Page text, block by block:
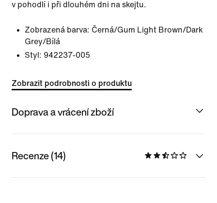
v pohodlí i při dlouhém dni na skejtu.
Zobrazená barva: Černá/Gum Light Brown/Dark
Grey/Bílá
Styl: 942237-005
Zobrazit podrobnosti o produktu
Doprava a vrácení zboží
Recenze (14)